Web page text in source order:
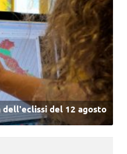
del 12 agosto